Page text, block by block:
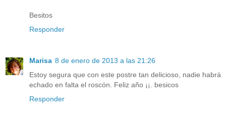
Besitos
Responder
Marisa 8 de enero de 2013 a las 21:26
Estoy segura que con este postre tan delicioso, nadie habrá
echado en falta el roscón. Feliz año ¡¡. besicos
Responder